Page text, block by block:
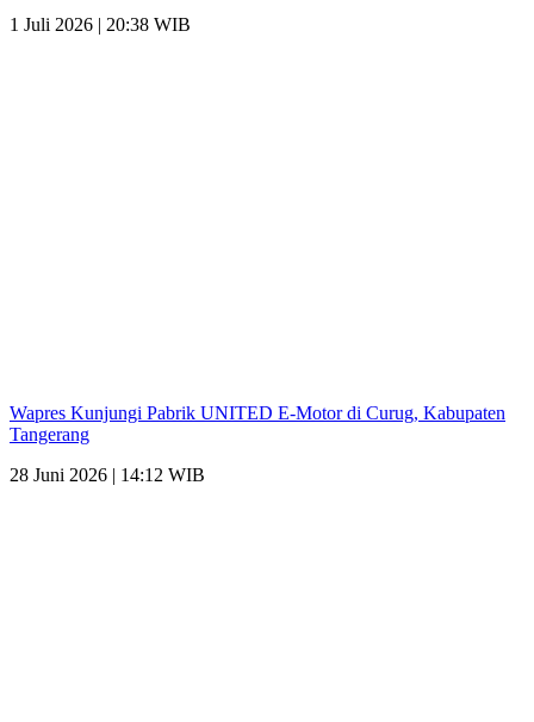
1 Juli 2026 | 20:38 WIB
Wapres Kunjungi Pabrik UNITED E-Motor di Curug, Kabupaten
Tangerang
28 Juni 2026 | 14:12 WIB